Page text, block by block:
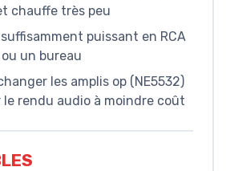
chauffe très peu
puissant en RCA
un bureau
les amplis op (NE5532)
le rendu audio à moindre coût